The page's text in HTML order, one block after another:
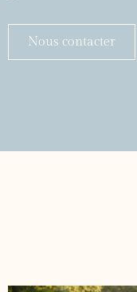
Nous contacter